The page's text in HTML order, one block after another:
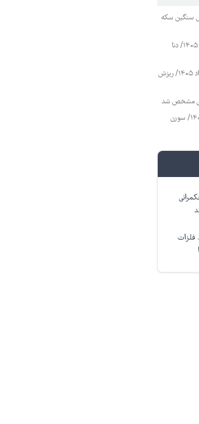
۱۱ مرداد ۱۴۰۵/ ریزش سنگین سکه
قیمت محصولات ایران خودرو پنج‌شنبه ۸ مرداد ۱۴۰۵/ دنا
قیمت محصولات ایران خودرو چهارشنبه ۱۴ مرداد ۱۴۰۵/ ریزش
مشخص شد
قیمت محصولات ایران خودرو شنبه ۱۰ مرداد ۱۴۰۵/ سورن
فلزات